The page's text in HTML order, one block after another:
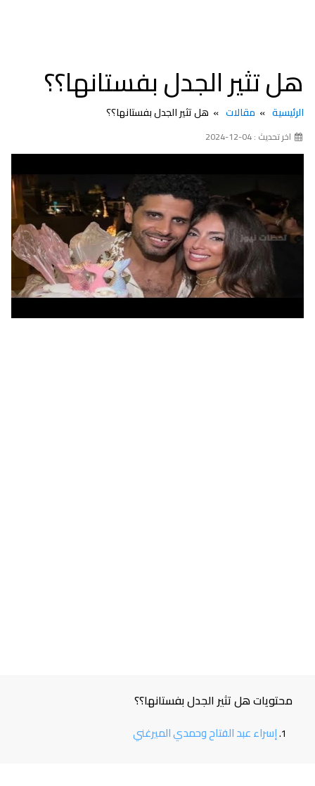
هل تثير الجدل بفستانها؟؟
الرئيسية مقالات هل تثير الجدل بفستانها؟؟
اخر تحديث : 04-12-2024
محتويات هل تثير الجدل بفستانها؟؟
إسراء عبد الفتاح وحمدي الميرغني